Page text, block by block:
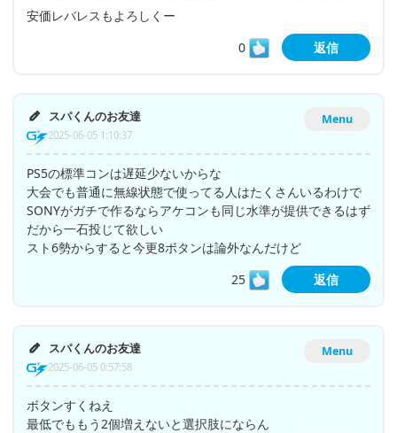
安価レバレスもよろしくー
0
返信
Menu
スパくんのお友達
2025-06-05 1:10:37
PS5の標準コンは遅延少ないからな
大会でも普通に無線状態で使ってる人はたくさんいるわけで
SONYがガチで作るならアケコンも同じ水準が提供できるはず
だから一石投じて欲しい
スト6勢からすると今更8ボタンは論外なんだけど
25
返信
Menu
スパくんのお友達
2025-06-05 0:57:58
ボタンすくねえ
最低でももう2個増えないと選択肢にならん